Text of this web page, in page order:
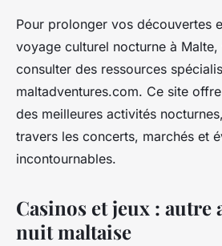
Pour prolonger vos découvertes
voyage culturel nocturne à
consulter des ressources
maltadventures.com. Ce site
des meilleures activités
travers les concerts, marchés et
incontournables.
Casinos et jeux : autre
nuit maltaise